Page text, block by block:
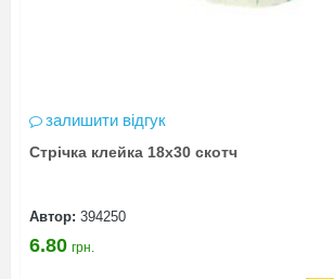
залишити відгук
Стрічка клейка 18х30 скотч
Автор: 394250
6.80 грн.